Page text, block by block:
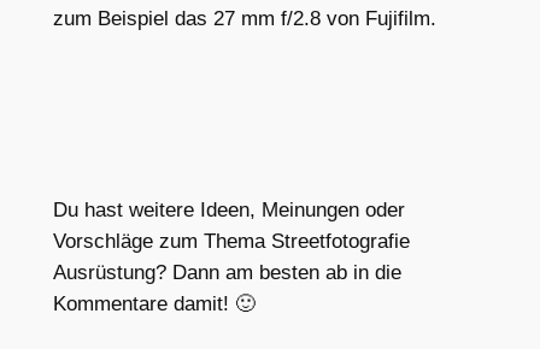
zum Beispiel das 27 mm f/2.8 von Fujifilm.
Du hast weitere Ideen, Meinungen oder
Vorschläge zum Thema Streetfotografie
Ausrüstung? Dann am besten ab in die
Kommentare damit! 🙂